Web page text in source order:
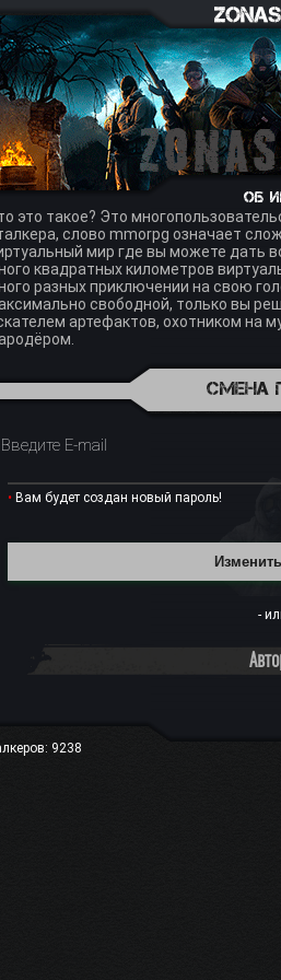
Об
это такое? Это
слово mmorpg означает
мир где вы можете дать
квадратных километров
разных приключении на свою
свободной, только вы
артефактов, охотником на
Смена
Введите E-mail
• Вам будет создан новый пароль!
-
9238